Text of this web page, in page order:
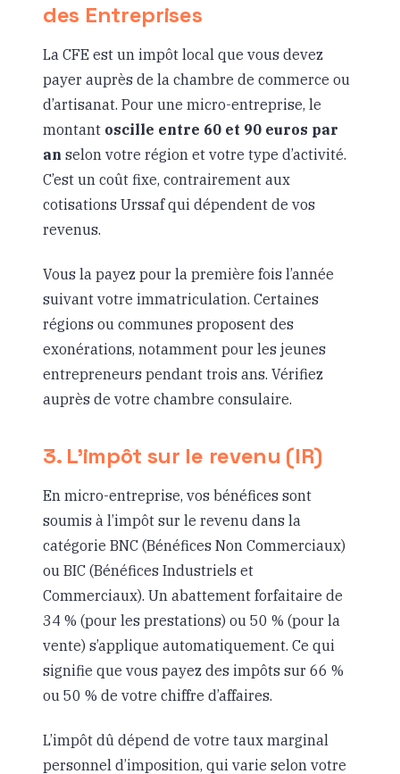
des Entreprises
La CFE est un impôt local que vous devez
payer auprès de la chambre de commerce ou
d’artisanat. Pour une micro-entreprise, le
montant oscille entre 60 et 90 euros par
an selon votre région et votre type d’activité.
C’est un coût fixe, contrairement aux
cotisations Urssaf qui dépendent de vos
revenus.
Vous la payez pour la première fois l’année
suivant votre immatriculation. Certaines
régions ou communes proposent des
exonérations, notamment pour les jeunes
entrepreneurs pendant trois ans. Vérifiez
auprès de votre chambre consulaire.
3. L’impôt sur le revenu (IR)
En micro-entreprise, vos bénéfices sont
soumis à l’impôt sur le revenu dans la
catégorie BNC (Bénéfices Non Commerciaux)
ou BIC (Bénéfices Industriels et
Commerciaux). Un abattement forfaitaire de
34 % (pour les prestations) ou 50 % (pour la
vente) s’applique automatiquement. Ce qui
signifie que vous payez des impôts sur 66 %
ou 50 % de votre chiffre d’affaires.
L’impôt dû dépend de votre taux marginal
personnel d’imposition, qui varie selon votre